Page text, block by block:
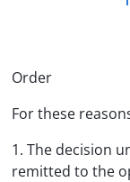
Order
For these
1. The decision
remitted to the